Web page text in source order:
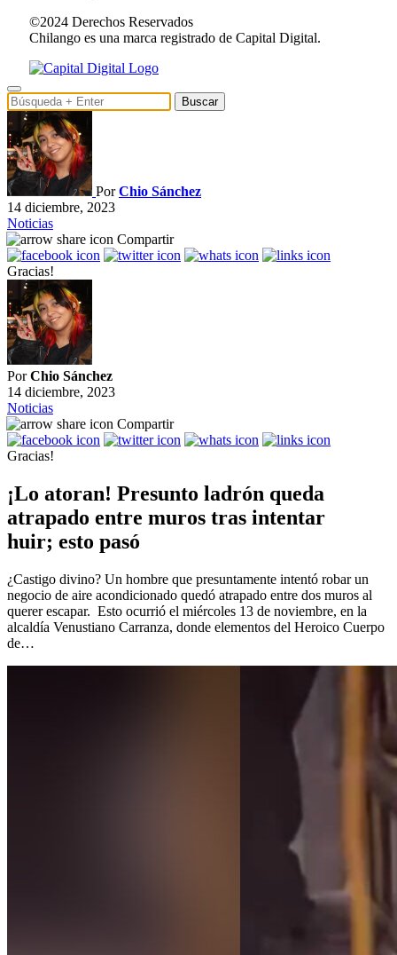
©2024 Derechos Reservados
Chilango es una marca registrado de Capital Digital.
Buscar
PorChio Sánchez
14 diciembre, 2023
Noticias
Compartir
Gracias!
PorChio Sánchez
14 diciembre, 2023
Noticias
Compartir
Gracias!
¡Lo atoran! Presunto ladrón queda
atrapado entre muros tras intentar
huir; esto pasó
¿Castigo divino? Un hombre que presuntamente intentó robar un
negocio de aire acondicionado quedó atrapado entre dos muros al
querer escapar. Esto ocurrió el miércoles 13 de noviembre, en la
alcaldía Venustiano Carranza, donde elementos del Heroico Cuerpo
de…